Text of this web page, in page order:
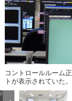
コントロールルーム
トが表示されていた。